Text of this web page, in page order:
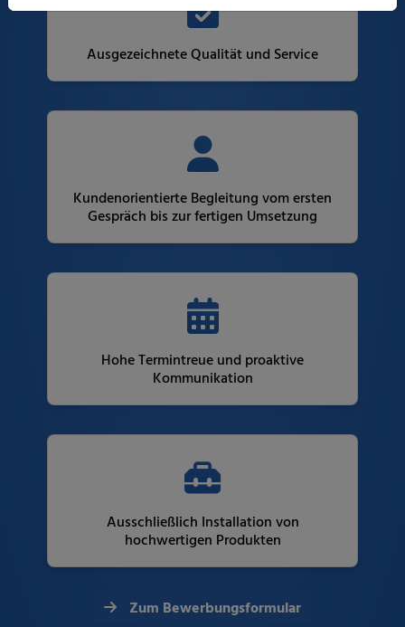
Ausgezeichnete Qualität und Service
Kundenorientierte Begleitung vom ersten
Gespräch bis zur fertigen Umsetzung
Hohe Termintreue und proaktive
Kommunikation
Ausschließlich Installation von
hochwertigen Produkten
Zum Bewerbungsformular